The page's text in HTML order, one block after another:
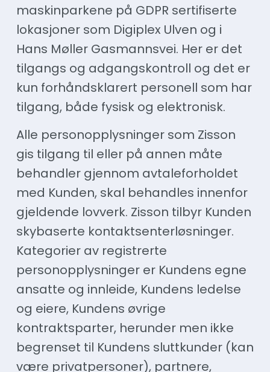
maskinparkene på GDPR sertifiserte
lokasjoner som Digiplex Ulven og i
Hans Møller Gasmannsvei. Her er det
tilgangs og adgangskontroll og det er
kun forhåndsklarert personell som har
tilgang, både fysisk og elektronisk.
Alle personopplysninger som Zisson
gis tilgang til eller på annen måte
behandler gjennom avtaleforholdet
med Kunden, skal behandles innenfor
gjeldende lovverk. Zisson tilbyr Kunden
skybaserte kontaktsenterløsninger.
Kategorier av registrerte
personopplysninger er Kundens egne
ansatte og innleide, Kundens ledelse
og eiere, Kundens øvrige
kontraktsparter, herunder men ikke
begrenset til Kundens sluttkunder (kan
være privatpersoner), partnere,